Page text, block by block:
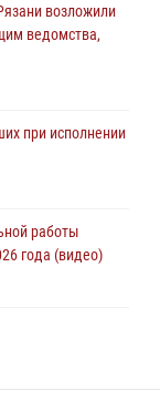
года (видео)
возложили
ведомства,
при исполнении
работы
года (видео)